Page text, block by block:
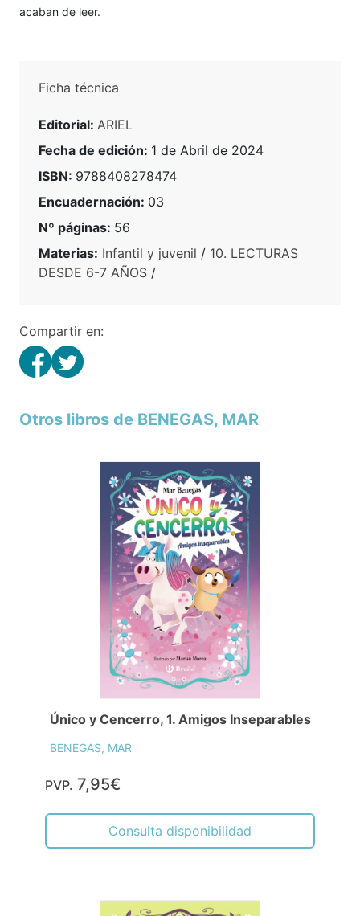
acaban de leer.
Ficha técnica
Editorial: ARIEL
Fecha de edición: 1 de Abril de 2024
ISBN: 9788408278474
Encuadernación: 03
Nº páginas: 56
Materias: Infantil y juvenil / 10. LECTURAS
DESDE 6-7 AÑOS /
Compartir en:
Otros libros de BENEGAS, MAR
Único y Cencerro, 1. Amigos Inseparables
BENEGAS, MAR
PVP. 7,95€
Consulta disponibilidad